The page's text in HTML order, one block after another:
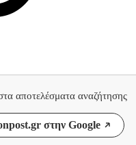
αποτελέσματα αναζήτησης
στην Google